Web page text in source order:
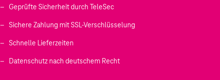
Geprüfte Sicherheit durch TeleSec
Sichere Zahlung mit SSL-Verschlüsselung
Schnelle Lieferzeiten
Datenschutz nach deutschem Recht